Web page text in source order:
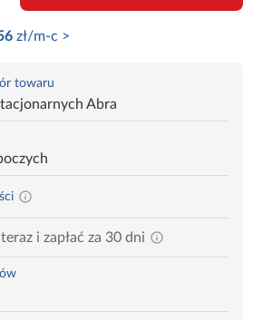
zł/m-c >
towaru
Abra
i zapłać za 30 dni